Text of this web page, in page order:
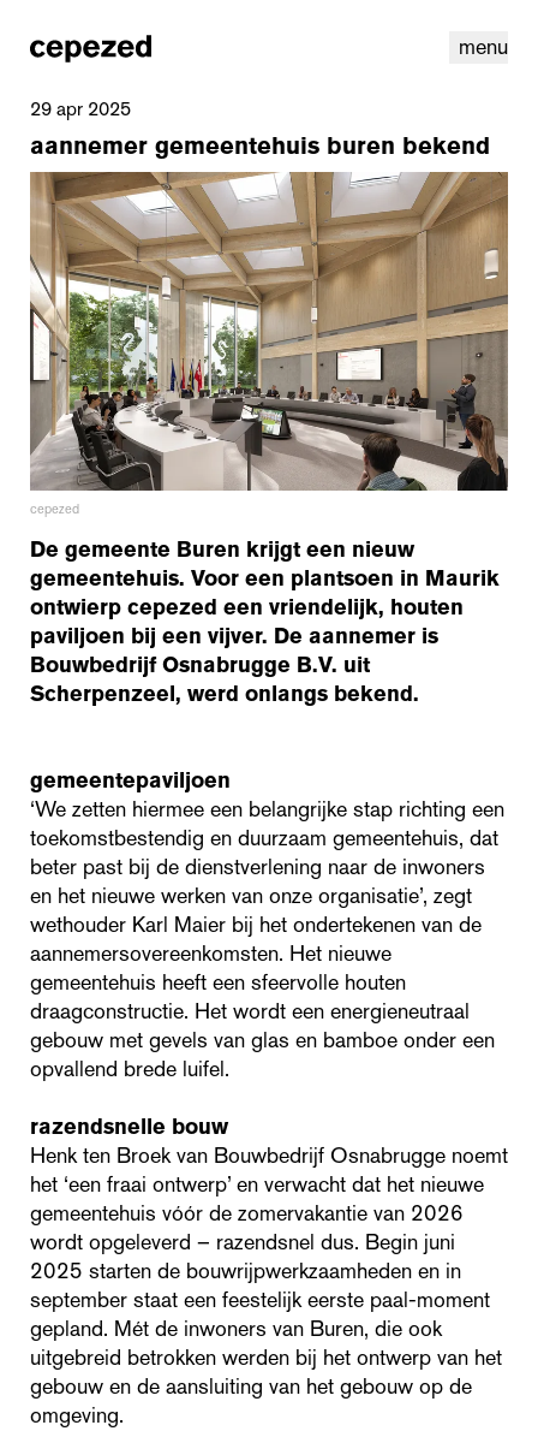
menu
linkedininstagram cookiesnl | en
29 apr 2025
aannemer gemeentehuis buren bekend
cepezed
De gemeente Buren krijgt een nieuw
gemeentehuis. Voor een plantsoen in Maurik
ontwierp cepezed een vriendelijk, houten
paviljoen bij een vijver. De aannemer is
Bouwbedrijf Osnabrugge B.V. uit
Scherpenzeel, werd onlangs bekend.
gemeentepaviljoen
‘We zetten hiermee een belangrijke stap richting een
toekomstbestendig en duurzaam gemeentehuis, dat
beter past bij de dienstverlening naar de inwoners
en het nieuwe werken van onze organisatie’, zegt
wethouder Karl Maier bij het ondertekenen van de
aannemersovereenkomsten. Het nieuwe
gemeentehuis heeft een sfeervolle houten
draagconstructie. Het wordt een energieneutraal
gebouw met gevels van glas en bamboe onder een
opvallend brede luifel.
razendsnelle bouw
Henk ten Broek van Bouwbedrijf Osnabrugge noemt
het ‘een fraai ontwerp’ en verwacht dat het nieuwe
gemeentehuis vóór de zomervakantie van 2026
wordt opgeleverd – razendsnel dus. Begin juni
2025 starten de bouwrijpwerkzaamheden en in
september staat een feestelijk eerste paal-moment
gepland. Mét de inwoners van Buren, die ook
uitgebreid betrokken werden bij het ontwerp van het
gebouw en de aansluiting van het gebouw op de
omgeving.